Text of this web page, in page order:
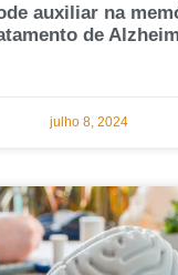
auxiliar na
de
julho 8, 2024